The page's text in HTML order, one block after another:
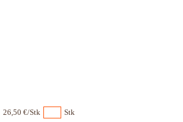
26,50 €/Stk Stk